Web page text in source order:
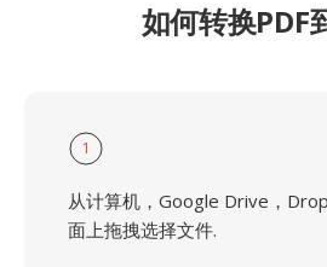
如何转换PDF
1
从计算机，Google Drive，
面上拖拽选择文件.